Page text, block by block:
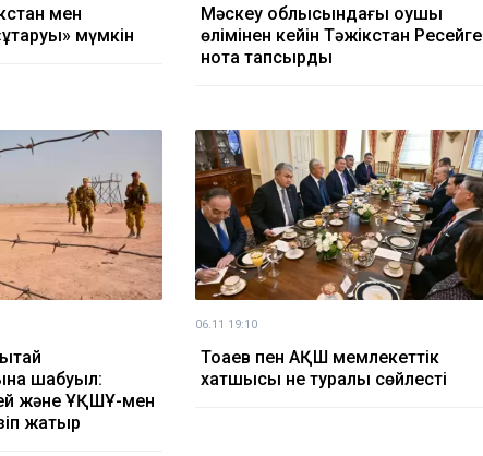
мен
мүмкін
Мәскеу облысындағы оқушы
өлімінен кейін Тәжікстан Ресейге
нота тапсырды
шабуыл:
және ҰҚШҰ-мен
жатыр
06.11 19:10
Тоқаев пен АҚШ мемлекеттік
хатшысы не туралы сөйлесті